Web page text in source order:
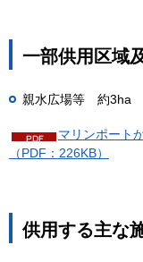
一部供用区域
親水広場等 約3ha
マリンポート
（PDF：226KB）
供用する主な